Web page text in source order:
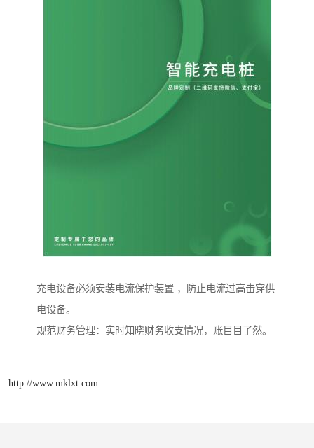
充电设备必须安装电流保护装置 ，防止电流过高击穿供
电设备。
规范财务管理：实时知晓财务收支情况，账目目了然。
http://www.mklxt.com